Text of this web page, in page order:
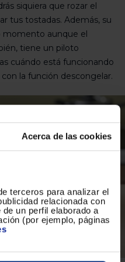
Acerca de las cookies
terceros para analizar el
relacionada con
un perfil elaborado a
(por ejemplo, páginas
siquiera que rozar el
tus tostadas. Además, su
momento aunque el
tiene un piloto
cuándo está funcionando
la función descongelar.